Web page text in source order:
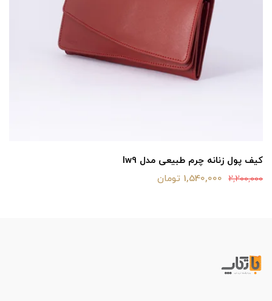
کیف پول زنانه چرم طبیعی مدل lw9
2,200,000 1,540,000 تومان